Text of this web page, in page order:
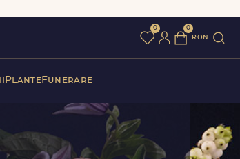
0 0
ron
PlanteFunerare